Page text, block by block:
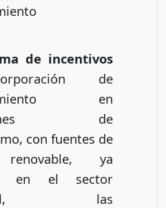
de incentivos
de
en
de
con fuentes de
ya
en el sector
las